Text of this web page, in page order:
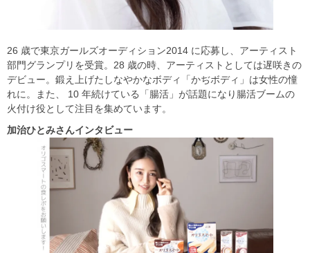
26 歳で東京ガールズオーディション2014 に応募し、アーティスト
部門グランプリを受賞。28 歳の時、アーティストとしては遅咲きの
デビュー。鍛え上げたしなやかなボディ「かぢボディ」は女性の憧
れに。また、 10 年続けている「腸活」が話題になり腸活ブームの
火付け役として注目を集めています。
加治ひとみさんインタビュー